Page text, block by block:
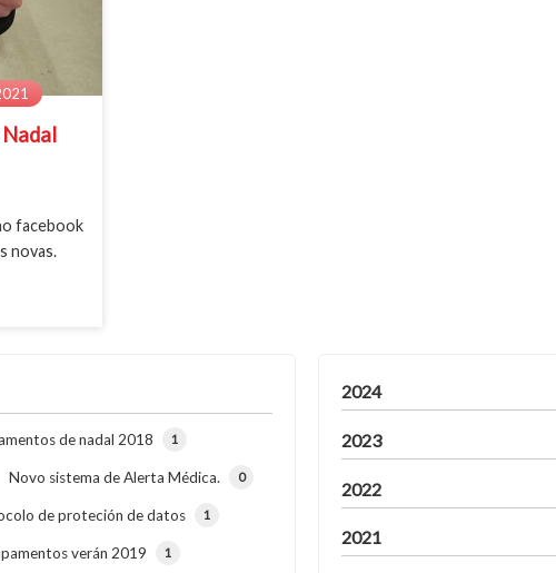
de nadal 2018 1
Novo sistema de Alerta Médica. 0
de proteción de datos 1
verán 2019 1
facebook
novas.
2024
2023
2022
2021